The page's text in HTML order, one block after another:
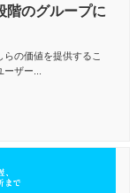
のグループに
の価値を提供するこ
ザー...